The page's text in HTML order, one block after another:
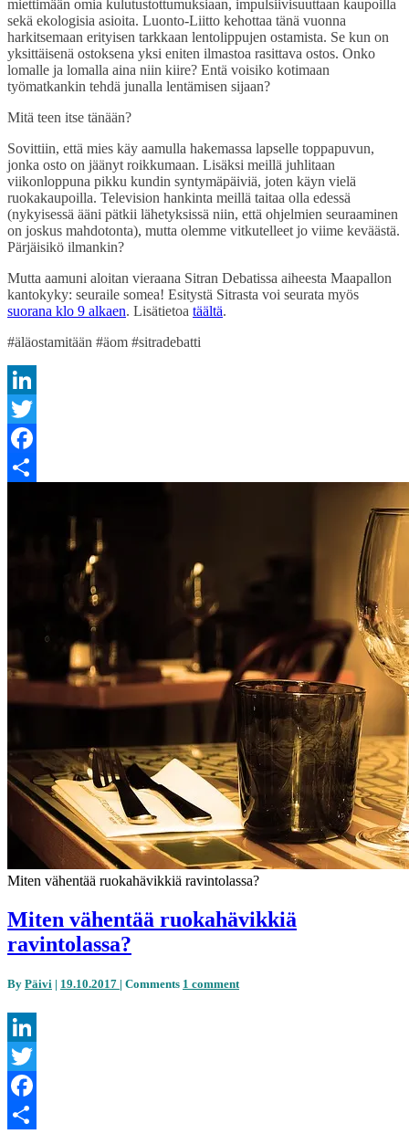
miettimään omia kulutustottumuksiaan, impulsiivisuuttaan kaupoilla
sekä ekologisia asioita. Luonto-Liitto kehottaa tänä vuonna
harkitsemaan erityisen tarkkaan lentolippujen ostamista. Se kun on
yksittäisenä ostoksena yksi eniten ilmastoa rasittava ostos. Onko
lomalle ja lomalla aina niin kiire? Entä voisiko kotimaan
työmatkankin tehdä junalla lentämisen sijaan?
Mitä teen itse tänään?
Sovittiin, että mies käy aamulla hakemassa lapselle toppapuvun,
jonka osto on jäänyt roikkumaan. Lisäksi meillä juhlitaan
viikonloppuna pikku kundin syntymäpäiviä, joten käyn vielä
ruokakaupoilla. Television hankinta meillä taitaa olla edessä
(nykyisessä ääni pätkii lähetyksissä niin, että ohjelmien seuraaminen
on joskus mahdotonta), mutta olemme vitkutelleet jo viime keväästä.
Pärjäisikö ilmankin?
Mutta aamuni aloitan vieraana Sitran Debatissa aiheesta Maapallon
kantokyky: seuraile somea! Esitystä Sitrasta voi seurata myös
suorana klo 9 alkaen. Lisätietoa täältä.
#äläostamitään #äom #sitradebatti
LinkedIn
Twitter
Facebook
Miten vähentää ruokahävikkiä ravintolassa?
Miten vähentää ruokahävikkiä
ravintolassa?
By Päivi | 19.10.2017 | Comments 1 comment
LinkedIn
Twitter
Facebook